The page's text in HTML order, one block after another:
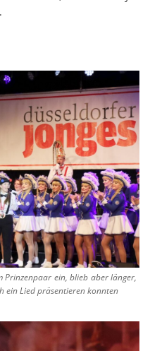
Prinzenpaar ein, blieb aber länger,
ein Lied präsentieren konnten